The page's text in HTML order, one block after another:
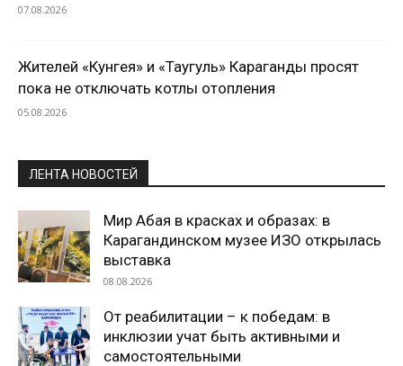
07.08.2026
Жителей «Кунгея» и «Таугуль» Караганды просят
пока не отключать котлы отопления
05.08.2026
ЛЕНТА НОВОСТЕЙ
Мир Абая в красках и образах: в
Карагандинском музее ИЗО открылась
выставка
08.08.2026
От реабилитации – к победам: в
инклюзии учат быть активными и
самостоятельными